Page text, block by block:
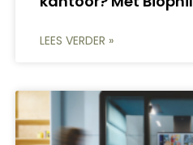
LEES VERDER »